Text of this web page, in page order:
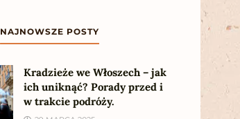
NAJNOWSZE POSTY
Kradzieże we Włoszech – jak
ich uniknąć? Porady przed i
w trakcie podróży.